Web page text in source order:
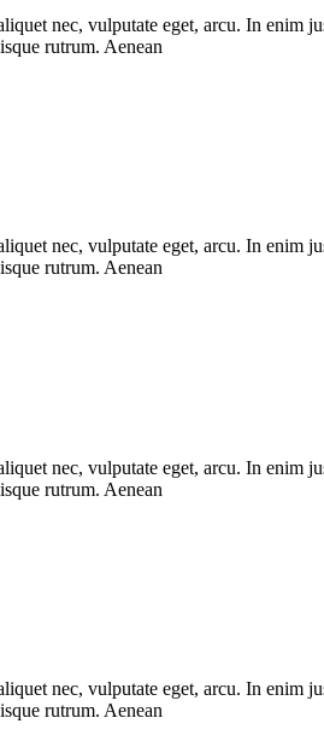
nec, vulputate eget, arcu. In enim
rutrum. Aenean
nec, vulputate eget, arcu. In enim
rutrum. Aenean
nec, vulputate eget, arcu. In enim
rutrum. Aenean
nec, vulputate eget, arcu. In enim
rutrum. Aenean